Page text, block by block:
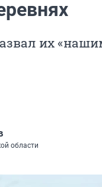
их
области